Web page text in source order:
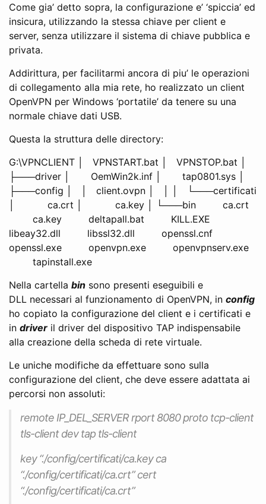
Come gia’ detto sopra, la configurazione e’ ‘spiccia’ ed
insicura, utilizzando la stessa chiave per client e
server, senza utilizzare il sistema di chiave pubblica e
privata.
Addirittura, per facilitarmi ancora di piu’ le operazioni
di collegamento alla mia rete, ho realizzato un client
OpenVPN per Windows ‘portatile’ da tenere su una
normale chiave dati USB.
Questa la struttura delle directory:
G:\VPNCLIENT │ VPNSTART.bat │ VPNSTOP.bat │
├───driver │ OemWin2k.inf │ tap0801.sys │
├───config │ │ client.ovpn │ │ │ └───certificati
│ ca.crt │ ca.key │ └───bin ca.crt
ca.key deltapall.bat KILL.EXE
libeay32.dll libssl32.dll openssl.cnf
openssl.exe openvpn.exe openvpnserv.exe
tapinstall.exe
Nella cartella bin sono presenti eseguibili e
DLL necessari al funzionamento di OpenVPN, in config
ho copiato la configurazione del client e i certificati e
in driver il driver del dispositivo TAP indispensabile
alla creazione della scheda di rete virtuale.
Le uniche modifiche da effettuare sono sulla
configurazione del client, che deve essere adattata ai
percorsi non assoluti:
remote IP_DEL_SERVER rport 8080 proto tcp-client
tls-client dev tap tls-client
key “./config/certificati/ca.key ca
“./config/certificati/ca.crt” cert
“./config/certificati/ca.crt”